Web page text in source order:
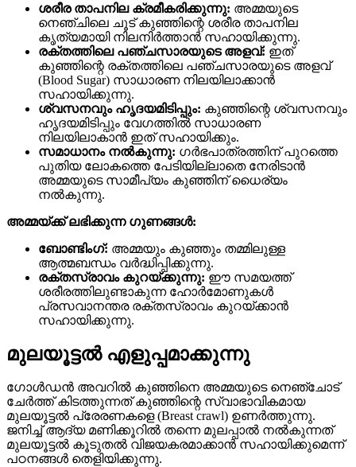
ശരീര താപനില ക്രമീകരിക്കുന്നു: അമ്മയുടെ
നെഞ്ചിലെ ചൂട് കുഞ്ഞിന്റെ ശരീര താപനില
കൃത്യമായി നിലനിർത്താൻ സഹായിക്കുന്നു.
രക്തത്തിലെ പഞ്ചസാരയുടെ അളവ്: ഇത്
കുഞ്ഞിന്റെ രക്തത്തിലെ പഞ്ചസാരയുടെ അളവ്
(Blood Sugar) സാധാരണ നിലയിലാക്കാൻ
സഹായിക്കുന്നു.
ശ്വസനവും ഹൃദയമിടിപ്പും: കുഞ്ഞിന്റെ ശ്വസനവും
ഹൃദയമിടിപ്പും വേഗത്തിൽ സാധാരണ
നിലയിലാകാൻ ഇത് സഹായിക്കും.
സമാധാനം നൽകുന്നു: ഗർഭപാത്രത്തിന് പുറത്തെ
പുതിയ ലോകത്തെ പേടിയില്ലാതെ നേരിടാൻ
അമ്മയുടെ സാമീപ്യം കുഞ്ഞിന് ധൈര്യം
നൽകുന്നു.
അമ്മയ്ക്ക് ലഭിക്കുന്ന ഗുണങ്ങൾ:
ബോണ്ടിംഗ്: അമ്മയും കുഞ്ഞും തമ്മിലുള്ള
ആത്മബന്ധം വർദ്ധിപ്പിക്കുന്നു.
രക്തസ്രാവം കുറയ്ക്കുന്നു: ഈ സമയത്ത്
ശരീരത്തിലുണ്ടാകുന്ന ഹോർമോണുകൾ
പ്രസവാനന്തര രക്തസ്രാവം കുറയ്ക്കാൻ
സഹായിക്കുന്നു.
മുലയൂട്ടൽ എളുപ്പമാക്കുന്നു
ഗോൾഡൻ അവറിൽ കുഞ്ഞിനെ അമ്മയുടെ നെഞ്ചോട്
ചേർത്ത് കിടത്തുന്നത് കുഞ്ഞിന്റെ സ്വാഭാവികമായ
മുലയൂട്ടൽ പ്രേരണകളെ (Breast crawl) ഉണർത്തുന്നു.
ജനിച്ച് ആദ്യ മണിക്കൂറിൽ തന്നെ മുലപ്പാൽ നൽകുന്നത്
മുലയൂട്ടൽ കൂടുതൽ വിജയകരമാക്കാൻ സഹായിക്കുമെന്ന്
പഠനങ്ങൾ തെളിയിക്കുന്നു.